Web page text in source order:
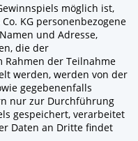
möglich ist,
KG personenbezogene
und Adresse,
die der
Rahmen der Teilnahme
werden, werden von der
gegebenenfalls
nur zur Durchführung
gespeichert, verarbeitet
Daten an Dritte findet